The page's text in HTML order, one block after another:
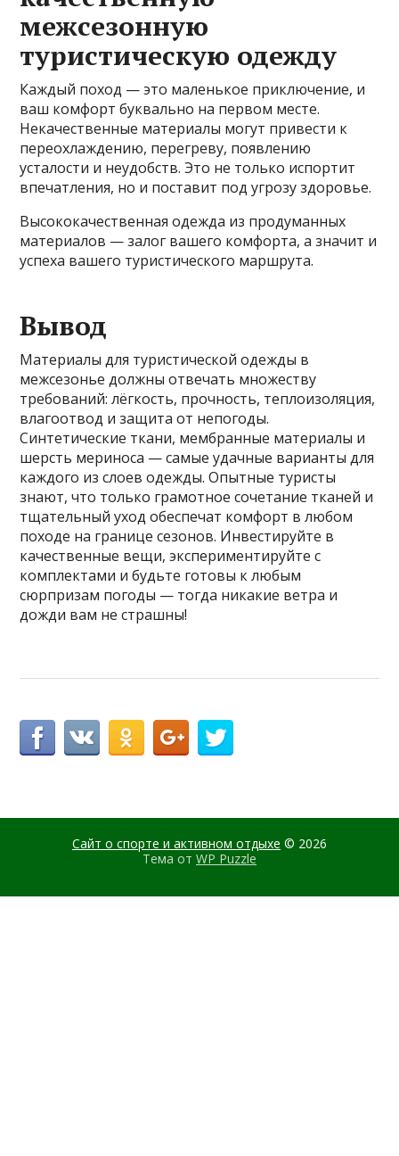
межсезонную
туристическую одежду
Каждый поход — это маленькое приключение, и
ваш комфорт буквально на первом месте.
Некачественные материалы могут привести к
переохлаждению, перегреву, появлению
усталости и неудобств. Это не только испортит
впечатления, но и поставит под угрозу здоровье.
Высококачественная одежда из продуманных
материалов — залог вашего комфорта, а значит и
успеха вашего туристического маршрута.
Вывод
Материалы для туристической одежды в
межсезонье должны отвечать множеству
требований: лёгкость, прочность, теплоизоляция,
влагоотвод и защита от непогоды.
Синтетические ткани, мембранные материалы и
шерсть мериноса — самые удачные варианты для
каждого из слоев одежды. Опытные туристы
знают, что только грамотное сочетание тканей и
тщательный уход обеспечат комфорт в любом
походе на границе сезонов. Инвестируйте в
качественные вещи, экспериментируйте с
комплектами и будьте готовы к любым
сюрпризам погоды — тогда никакие ветра и
дожди вам не страшны!
Сайт о спорте и активном отдыхе © 2026
Тема от WP Puzzle